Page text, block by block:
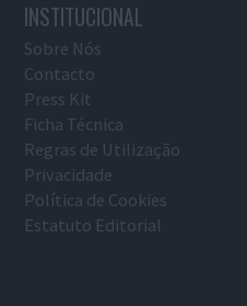
INSTITUCIONAL
Sobre Nós
Contacto
Press Kit
Ficha Técnica
Regras de Utilização
Privacidade
Política de Cookies
Estatuto Editorial